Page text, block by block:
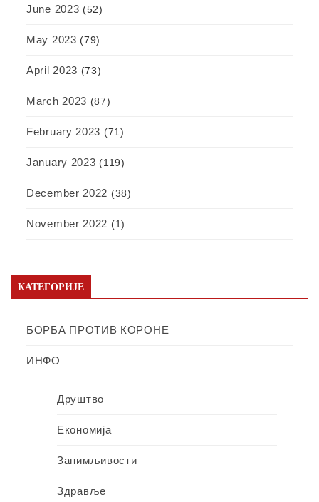
June 2023 (52)
May 2023 (79)
April 2023 (73)
March 2023 (87)
February 2023 (71)
January 2023 (119)
December 2022 (38)
November 2022 (1)
КАТЕГОРИЈЕ
БОРБА ПРОТИВ КОРОНЕ
ИНФО
Друштво
Економија
Занимљивости
Здравље